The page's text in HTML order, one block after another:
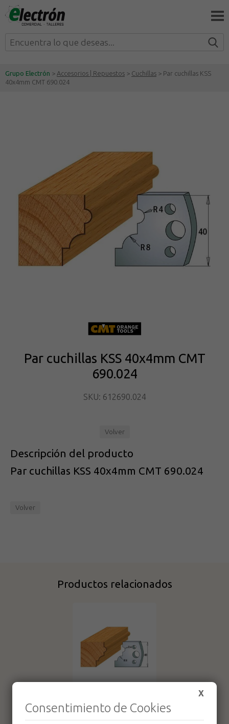
Grupo Electrón > Accesorios | Repuestos > Cuchillas > Par cuchillas KSS
40x4mm CMT 690.024
Par cuchillas KSS 40x4mm CMT
690.024
SKU: 612690.024
Volver
Descripción del producto
Par cuchillas KSS 40x4mm CMT 690.024
Volver
Productos relacionados
contracuchillas
40x4mm CMT
X
Consentimiento de Cookies